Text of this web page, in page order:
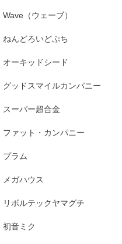
Wave（ウェーブ）
ねんどろいどぷち
オーキッドシード
グッドスマイルカンパニー
スーパー超合金
ファット・カンパニー
プラム
メガハウス
リボルテックヤマグチ
初音ミク